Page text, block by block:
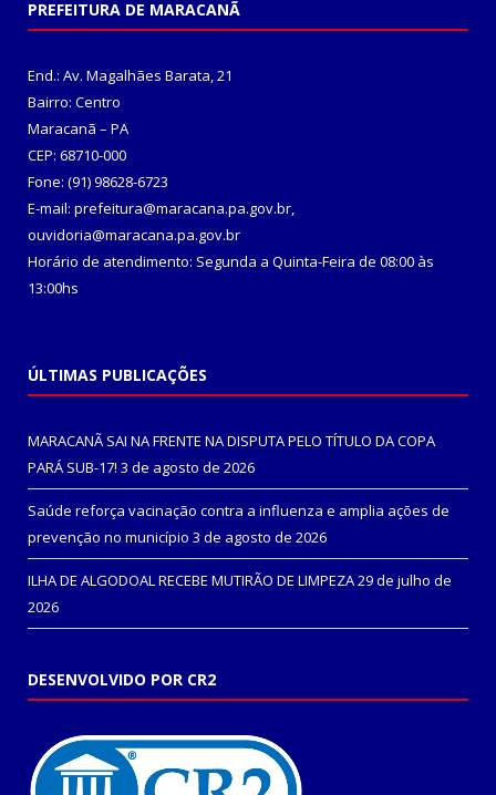
PREFEITURA DE MARACANÃ
End.: Av. Magalhães Barata, 21
Bairro: Centro
Maracanã – PA
CEP: 68710-000
Fone: (91) 98628-6723
E-mail: prefeitura@maracana.pa.gov.br,
ouvidoria@maracana.pa.gov.br
Horário de atendimento: Segunda a Quinta-Feira de 08:00 às
13:00hs
ÚLTIMAS PUBLICAÇÕES
MARACANÃ SAI NA FRENTE NA DISPUTA PELO TÍTULO DA COPA
PARÁ SUB-17! 3 de agosto de 2026
Saúde reforça vacinação contra a influenza e amplia ações de
prevenção no município 3 de agosto de 2026
ILHA DE ALGODOAL RECEBE MUTIRÃO DE LIMPEZA29 de julho de
2026
DESENVOLVIDO POR CR2